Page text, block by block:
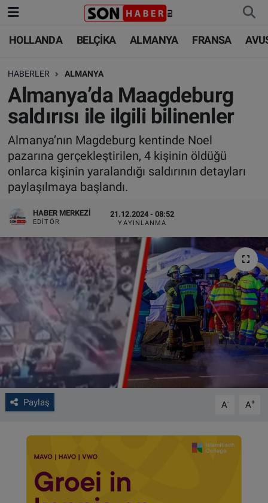
HOLLANDA BELÇİKA ALMANYA FRANSA
HABERLER ALMANYA
Almanya’da Maagdeburg
saldırısı ile ilgili bilinenler
Almanya’nın Magdeburg kentinde Noel
pazarına gerçekleştirilen, 4 kişinin öldüğü
onlarca kişinin yaralandığı saldırının detayları
paylaşılmaya başlandı.
HABER MERKEZI
EDITÖR
21.12.2024 - 08:52
YAYINLANMA
Paylaş A- A+
HOLLANDA
BELÇİKA
ALMANYA
FRANSA
AVUSTURYA
BİLİM-TEKNOLOJİ
HOLLANDA
BELÇİKA
ALMANYA
TÜRKİYE
DÜNYA
FOTO GALERİ
VIDEO GALERİ
ALGEMENE VOORWAARDEN
CONTACT
Çerez Politikası
Nöbetçi Eczaneler
Hava Durumu
Trafik Durumu
Süper Lig Puan Durumu ve Fikstür
Tüm Manşetler